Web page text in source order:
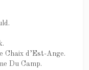
Chaix d’Est-Ange.
Du Camp.